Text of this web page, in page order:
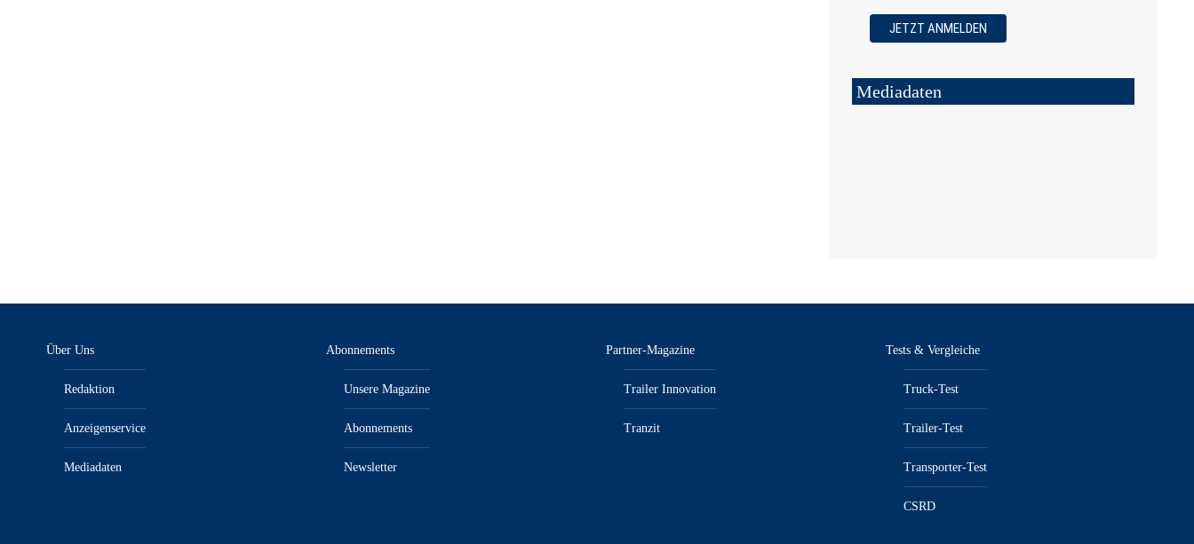
Mediadaten
Über Uns
Redaktion
Anzeigenservice
Mediadaten
Abonnements
Unsere Magazine
Abonnements
Newsletter
Partner-Magazine
Trailer Innovation
Tranzit
Tests & Vergleiche
Truck-Test
Trailer-Test
Transporter-Test
CSRD